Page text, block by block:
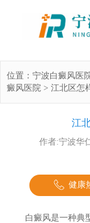
位置：宁波白癜风医
癜风医院 >江北区怎
江
作者:宁波华
健康
白癜风是一种典型